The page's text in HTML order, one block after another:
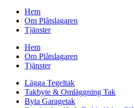
Hem
Om Plåtslagaren
Tjänster
Hem
Om Plåtslagaren
Tjänster
Lägga Tegeltak
Takbyte & Omläggning Tak
Byta Garagetak